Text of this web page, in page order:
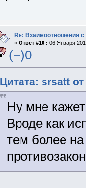
Re: Взаимоотношения
« Ответ #10 : 06 Января
(−)0
Цитата: srsatt
Ну мне
Вроде как
тем более